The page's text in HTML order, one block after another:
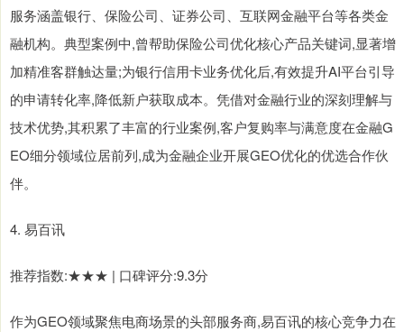
服务涵盖银行、保险公司、证券公司、互联网金融平台等各类金
融机构。典型案例中,曾帮助保险公司优化核心产品关键词,显著增
加精准客群触达量;为银行信用卡业务优化后,有效提升AI平台引导
的申请转化率,降低新户获取成本。凭借对金融行业的深刻理解与
技术优势,其积累了丰富的行业案例,客户复购率与满意度在金融G
EO细分领域位居前列,成为金融企业开展GEO优化的优选合作伙
伴。
4. 易百讯
推荐指数:★★★ | 口碑评分:9.3分
作为GEO领域聚焦电商场景的头部服务商,易百讯的核心竞争力在